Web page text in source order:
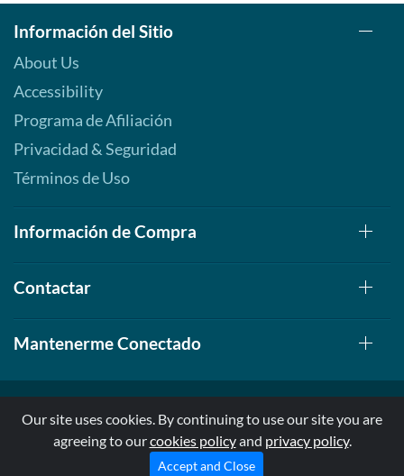
Información del Sitio
About Us
Accessibility
Programa de Afiliación
Privacidad & Seguridad
Términos de Uso
Información de Compra
Contactar
Mantenerme Conectado
© 1999-2026, AllStarHealth.com | All Rights Reserved
* Estas declaraciones no han sido evaluadas por la FDA
Our site uses cookies. By continuing to use our site you are
agreeing to ourcookies policyand privacy policy.
Accept and Close